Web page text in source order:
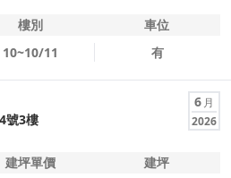
樓別
車位
10~10/11 有
號3樓
6 月
2026
建坪單價 建坪